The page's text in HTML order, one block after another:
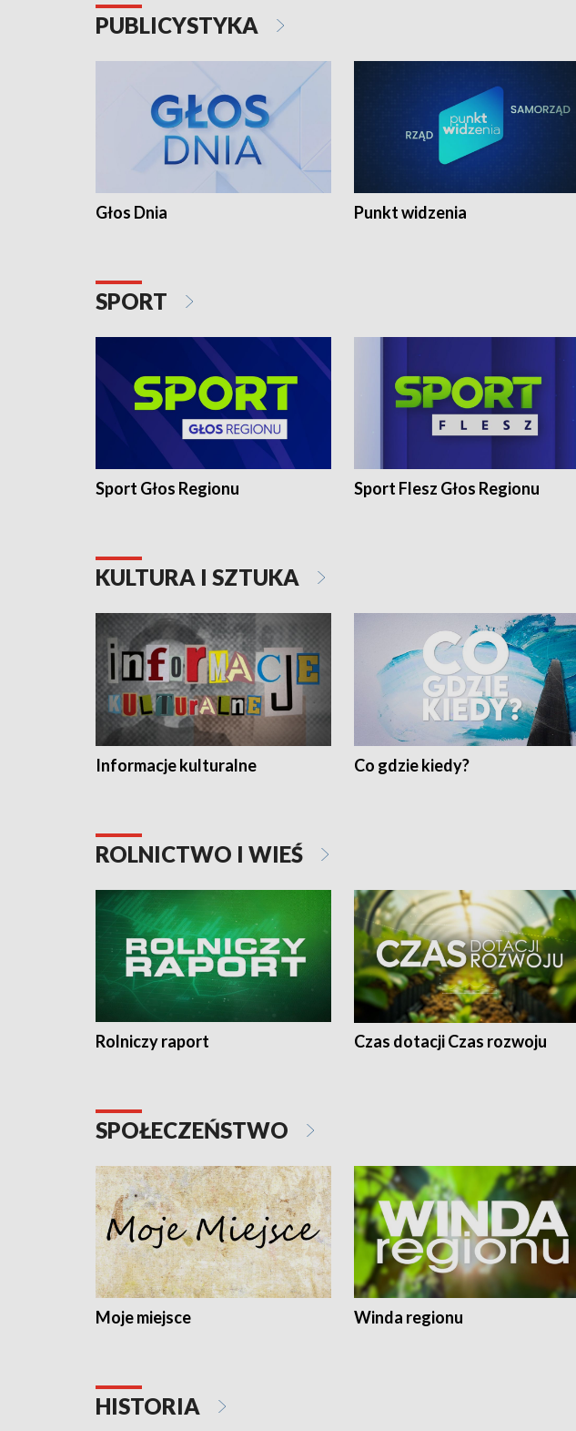
PUBLICYSTYKA
Głos Dnia Punkt widzenia
SPORT
Sport Głos Regionu Sport Flesz Głos Regionu
KULTURA I SZTUKA
Informacje kulturalne Co gdzie kiedy?
ROLNICTWO I WIEŚ
Rolniczy raport Czas dotacji Czas rozwoju
SPOŁECZEŃSTWO
Moje miejsce Winda regionu
HISTORIA